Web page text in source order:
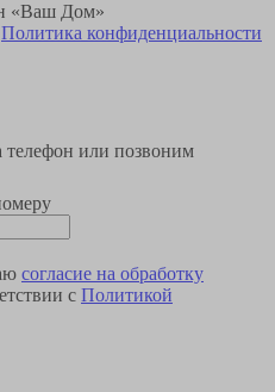
«Ваш Дом»
Политика конфиденциальности
или позвоним
согласие на обработку
с Политикой